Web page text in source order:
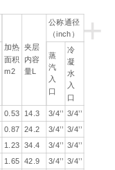
+
加热
面积
m2
夹层
内容
量L
公称通径
（inch ）
蒸
汽
入
口
冷
凝
水
入
口
0.53 14.3 3/4’’ 3/4’’
0.87 24.2 3/4’’ 3/4’’
1.23 34.4 3/4’’ 3/4’’
1.65 42.9 3/4’’ 3/4’’